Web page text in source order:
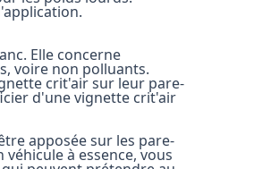
Elle concerne
voire non polluants.
crit'air sur leur pare-
d'une vignette crit'air
apposée sur les pare-
à essence, vous